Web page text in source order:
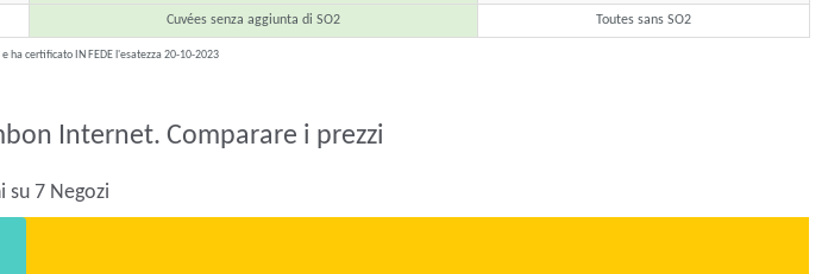
Cuvées senza aggiunta di SO2 Toutes sans SO2
ha certificato IN FEDE l'esatezza 20-10-2023
Internet. Comparare i prezzi
su 7 Negozi